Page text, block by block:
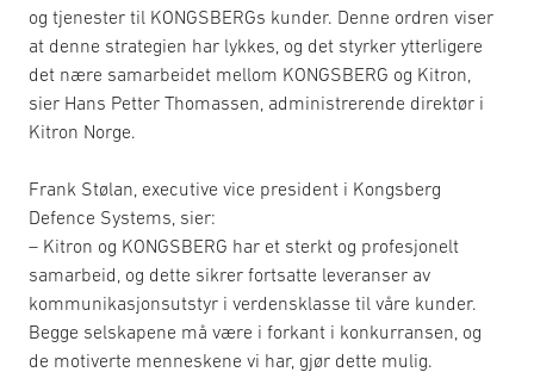
og tjenester til KONGSBERGs kunder. Denne ordren viser
at denne strategien har lykkes, og det styrker ytterligere
det nære samarbeidet mellom KONGSBERG og Kitron,
sier Hans Petter Thomassen, administrerende direktør i
Kitron Norge.
Frank Stølan, executive vice president i Kongsberg
Defence Systems, sier:
– Kitron og KONGSBERG har et sterkt og profesjonelt
samarbeid, og dette sikrer fortsatte leveranser av
kommunikasjonsutstyr i verdensklasse til våre kunder.
Begge selskapene må være i forkant i konkurransen, og
de motiverte menneskene vi har, gjør dette mulig.